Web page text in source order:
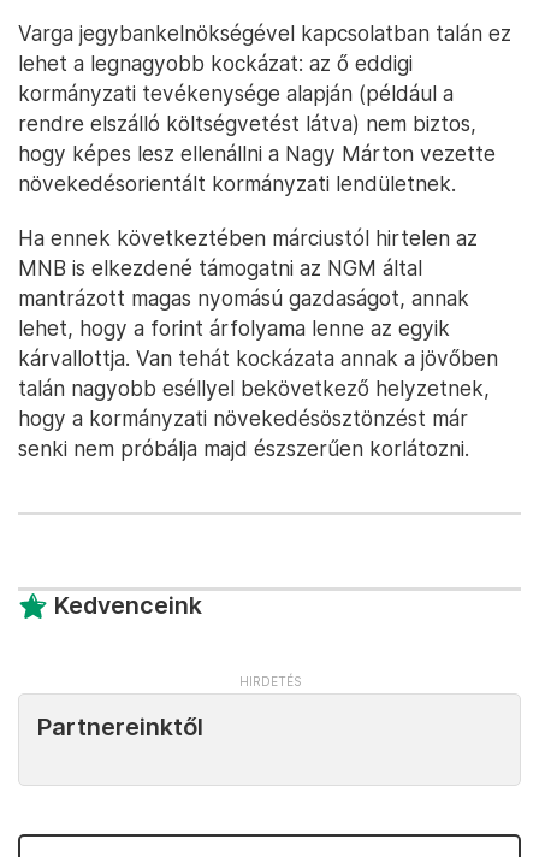
Varga jegybankelnökségével kapcsolatban talán ez
lehet a legnagyobb kockázat: az ő eddigi
kormányzati tevékenysége alapján (például a
rendre elszálló költségvetést látva) nem biztos,
hogy képes lesz ellenállni a Nagy Márton vezette
növekedésorientált kormányzati lendületnek.
Ha ennek következtében márciustól hirtelen az
MNB is elkezdené támogatni az NGM által
mantrázott magas nyomású gazdaságot, annak
lehet, hogy a forint árfolyama lenne az egyik
kárvallottja. Van tehát kockázata annak a jövőben
talán nagyobb eséllyel bekövetkező helyzetnek,
hogy a kormányzati növekedésösztönzést már
senki nem próbálja majd észszerűen korlátozni.
Kedvenceink
Partnereinktől